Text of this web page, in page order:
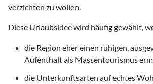
verzichten zu wollen.
Diese Urlaubsidee wird häufig gewählt,
die Region eher einen ruhigen,
Aufenthalt als Massentourismus
die Unterkunftsarten auf echtes